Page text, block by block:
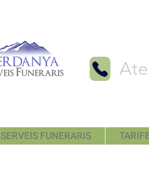
SERVEIS FUNERARIS